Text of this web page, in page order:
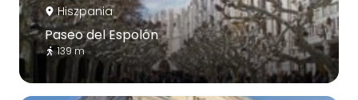
Hiszpania
Paseo del Espolón
139 m